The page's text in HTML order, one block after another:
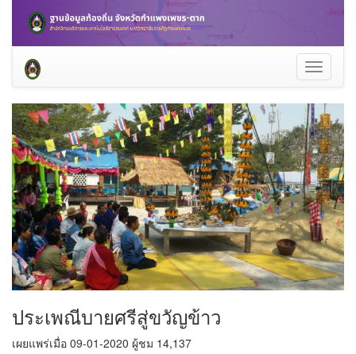
Toggle
ประเพณีบายศรีสู่ขวัญข้าว
เผยแพร่เมื่อ 09-01-2020 ผู้ชม 14,137